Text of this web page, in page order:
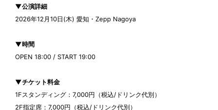
▼公演詳細
2026年12月10日(木) 愛知・Zepp Nagoya
▼時間
OPEN 18:00 / START 19:00
▼チケット料金
1Fスタンディング：7,000円（税込/ドリンク代別）
2F指定席：7,000円（税込/ドリンク代別）